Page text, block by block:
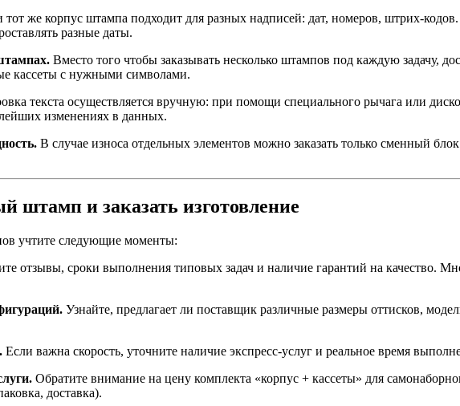
же корпус штампа подходит для разных надписей: дат, номеров, штрих-
разные даты.
Вместо того чтобы заказывать несколько штампов под каждую задачу,
кассеты с нужными символами.
текста осуществляется вручную: при помощи специального рычага или
изменениях в данных.
В случае износа отдельных элементов можно заказать только сменный
штамп и заказать изготовление
учтите следующие моменты:
отзывы, сроки выполнения типовых задач и наличие гарантий на качество.
Узнайте, предлагает ли поставщик различные размеры оттисков,
Если важна скорость, уточните наличие экспресс-услуг и реальное время
Обратите внимание на цену комплекта «корпус + кассеты» для
доставка).